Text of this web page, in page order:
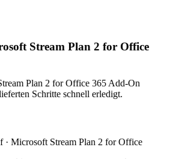
Stream Plan 2 for Office
Plan 2 for Office 365 Add-On
Schritte schnell erledigt.
· Microsoft Stream Plan 2 for Office